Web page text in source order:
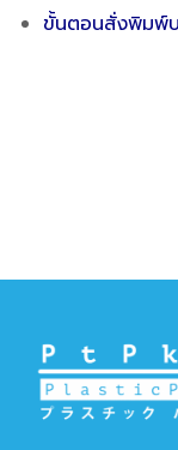
ขั้นตอนสั่งพิมพ์